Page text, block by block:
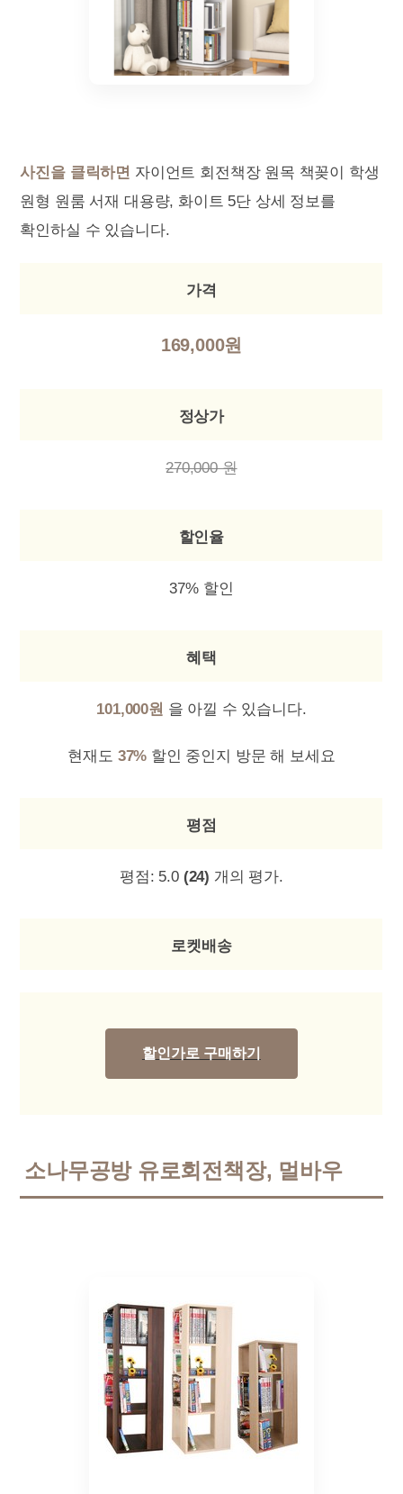
사진을 클릭하면 자이언트 회전책장 원목 책꽂이 학생
원형 원룸 서재 대용량, 화이트 5단 상세 정보를
확인하실 수 있습니다.
가격
169,000원
정상가
270,000 원
할인율
37% 할인
혜택
101,000원 을 아낄 수 있습니다.
현재도 37% 할인 중인지 방문 해 보세요
평점
평점: 5.0 (24) 개의 평가.
로켓배송
할인가로 구매하기
소나무공방 유로회전책장, 멀바우